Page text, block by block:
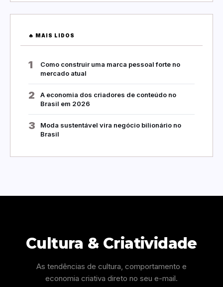
🔥 MAIS LIDOS
1
Como construir uma marca pessoal forte no
mercado atual
2
A economia dos criadores de conteúdo no
Brasil em 2026
3
Moda sustentável vira negócio bilionário no
Brasil
Cultura & Criatividade
As tendências de cultura, comportamento e
economia criativa direto no seu e-mail.